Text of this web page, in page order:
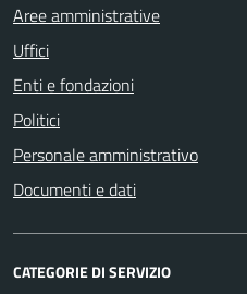
Aree amministrative
Uffici
Enti e fondazioni
Politici
Personale amministrativo
Documenti e dati
CATEGORIE DI SERVIZIO